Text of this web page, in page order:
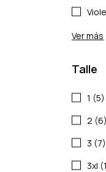
Ver más
Talle
1 (5)
2 (6)
3 (7)
3xl